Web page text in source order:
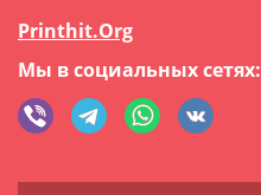
Printhit.Org
Мы в социальных сетях: